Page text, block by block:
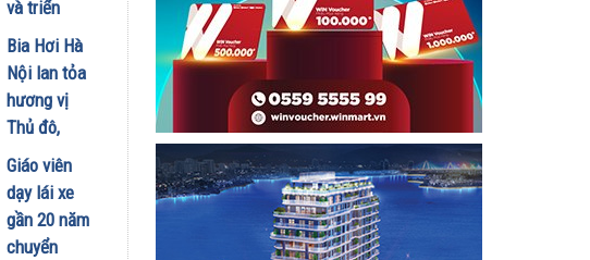
sinh thái
tại Vũng
Áng
29/07/2026
và triển
khai thực
hiện Nghị
quyết Hội
nghị Trung
29/07/2026
Bia Hơi Hà
Nội lan tỏa
hương vị
Thủ đô,
khuấy động
mùa hè tại
TP. Hồ Chí
Minh
Giáo viên
dạy lái xe
gần 20 năm
chuyển